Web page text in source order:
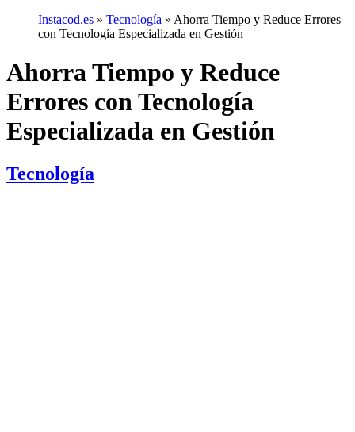
Instacod.es » Tecnología » Ahorra Tiempo y Reduce Errores
con Tecnología Especializada en Gestión
Ahorra Tiempo y Reduce
Errores con Tecnología
Especializada en Gestión
Tecnología